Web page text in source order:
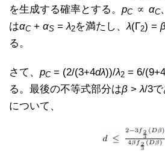
を生成する確率とする。 pC∝ αC、
はαC+ αS = λ2を満たし、 λ(Γ2) =
る。
さて、 pC= (2/(3+4dλ))/λ2 = 6/(9+4
る。最後の不等式部分はβ > λ/3で
について、